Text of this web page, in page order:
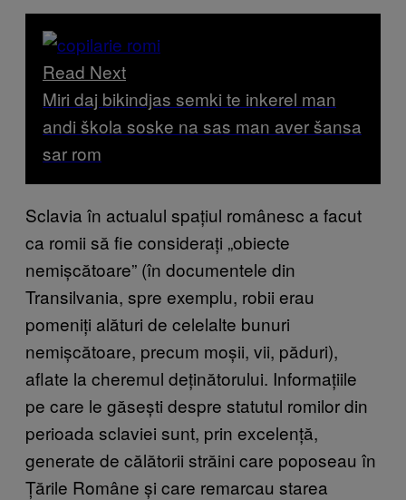
Read Next
Miri daj bikindjas semki te inkerel man
andi škola soske na sas man aver šansa
sar rom
Sclavia în actualul spațiul românesc a facut
ca romii să fie considerați „obiecte
nemișcătoare” (în documentele din
Transilvania, spre exemplu, robii erau
pomeniți alături de celelalte bunuri
nemișcătoare, precum moșii, vii, păduri),
aflate la cheremul deținătorului. Informațiile
pe care le găsești despre statutul romilor din
perioada sclaviei sunt, prin excelență,
generate de călătorii străini care poposeau în
Țările Române și care remarcau starea